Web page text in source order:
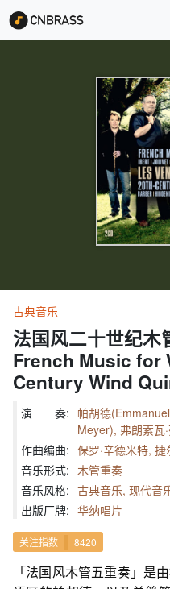
古典音乐
法国风二十世纪
French Music for
Century Wind
演 奏: 帕胡德
Meyer), 弗朗索瓦
作曲编曲: 保罗·辛德米特, 捷
音乐形式: 木管重奏
音乐风格: 古典音乐, 现代音
出版厂牌: 华纳唱片
关注指数 8420
「法国风木管五重奏」是